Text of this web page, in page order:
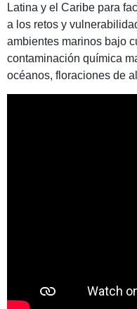
Latina y el Caribe para
a los retos y
ambientes marinos bajo
contaminación química
océanos, floraciones de